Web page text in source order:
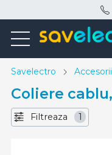
Savelectro
Coliere
Filtreaza 1